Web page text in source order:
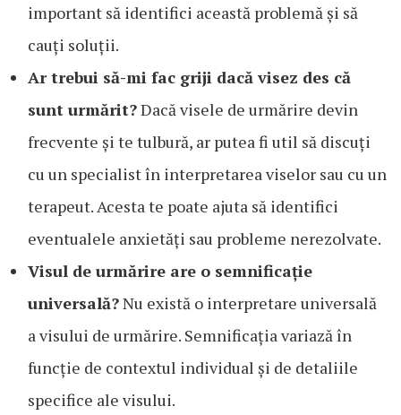
important să identifici această problemă și să
cauți soluții.
Ar trebui să-mi fac griji dacă visez des că
sunt urmărit?Dacă visele de urmărire devin
frecvente și te tulbură, ar putea fi util să discuți
cu un specialist în interpretarea viselor sau cu un
terapeut. Acesta te poate ajuta să identifici
eventualele anxietăți sau probleme nerezolvate.
Visul de urmărire are o semnificație
universală?Nu există o interpretare universală
a visului de urmărire. Semnificația variază în
funcție de contextul individual și de detaliile
specifice ale visului.